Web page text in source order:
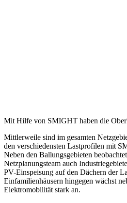
Mit Hilfe von SMIGHT haben die
Mittlerweile sind im gesamten
den verschiedensten Lastprofilen mit
Neben den Ballungsgebieten
Netzplanungsteam auch
PV-Einspeisung auf den Dächern der
Einfamilienhäusern hingegen wächst
Elektromobilität stark an.